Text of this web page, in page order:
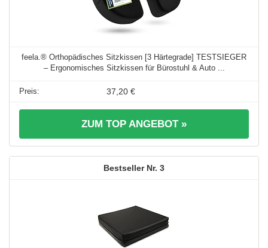
feela.® Orthopädisches Sitzkissen [3 Härtegrade] TESTSIEGER
– Ergonomisches Sitzkissen für Bürostuhl & Auto ...
37,20 €
ZUM TOP ANGEBOT »
3